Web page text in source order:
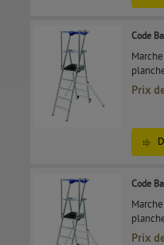
Code
Prix
Code
Prix